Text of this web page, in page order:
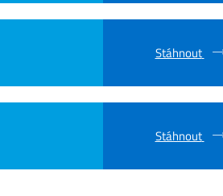
Stáhnout
Stáhnout